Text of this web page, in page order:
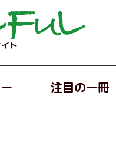
ト
注目の一冊